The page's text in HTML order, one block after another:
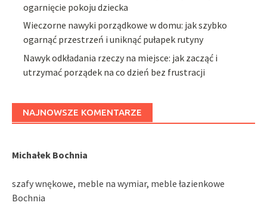
ogarnięcie pokoju dziecka
Wieczorne nawyki porządkowe w domu: jak szybko
ogarnąć przestrzeń i uniknąć pułapek rutyny
Nawyk odkładania rzeczy na miejsce: jak zacząć i
utrzymać porządek na co dzień bez frustracji
NAJNOWSZE KOMENTARZE
Michałek Bochnia
szafy wnękowe, meble na wymiar, meble łazienkowe
Bochnia